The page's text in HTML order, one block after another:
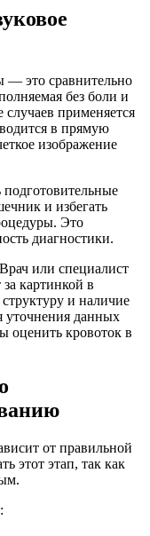
— это сравнительно
без боли и
применяется
в прямую
изображение
и избегать
Это
диагностики.
или специалист
картинкой в
и наличие
уточнения данных
оценить кровоток в
от правильной
этот этап, так как